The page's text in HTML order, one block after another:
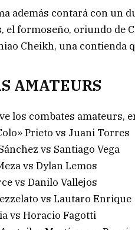
además contará con un
el formoseño, oriundo de
Cheikh, una contienda
AMATEURS
los combates amateurs,
Prieto vs Juani Torres
vs Santiago Vega
vs Dylan Lemos
vs Danilo Vallejos
vs Lautaro Enrique
vs Horacio Fagotti